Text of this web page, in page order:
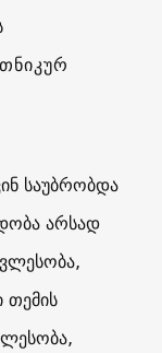
საუბრობდა
არსად
თემის